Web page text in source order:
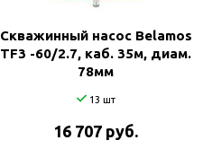
Скважинный насос Belamos
TF3 -60/2.7, каб. 35м, диам.
78мм
13 шт
16 707 руб.